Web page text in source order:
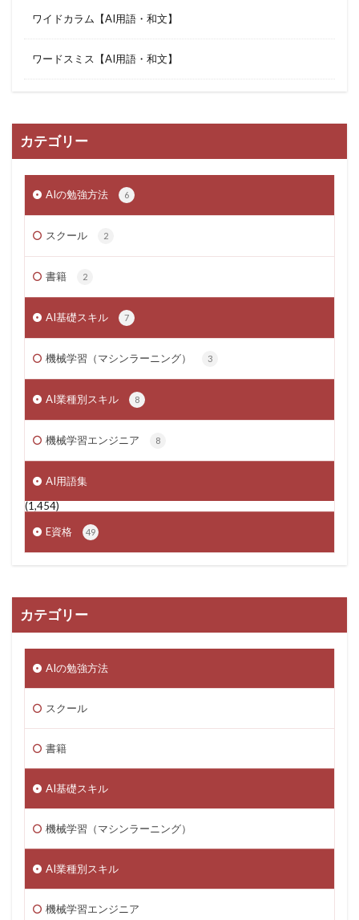
ワイドカラム【AI用語・和文】
ワードスミス【AI用語・和文】
カテゴリー
AIの勉強方法 6
スクール 2
書籍 2
AI基礎スキル 7
機械学習（マシンラーニング） 3
AI業種別スキル 8
機械学習エンジニア 8
AI用語集
(1,454)
E資格
49
カテゴリー
AIの勉強方法
スクール
書籍
AI基礎スキル
機械学習（マシンラーニング）
AI業種別スキル
機械学習エンジニア